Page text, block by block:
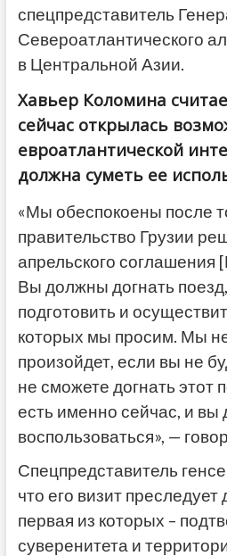
спецпредставитель
Североатлантического
в Центральной Азии.
Хавьер Коломина
сейчас открылась
евроатлантической
должна суметь ее
«Мы обеспокоены после
правительство Грузии
апрельского
Вы должны догнать
подготовить и
которых мы просим. Мы
произойдет, если вы не
не сможете догнать этот
есть именно сейчас, и
воспользоваться», —
Спецпредставитель
что его визит
первая из которых –
суверенитета и